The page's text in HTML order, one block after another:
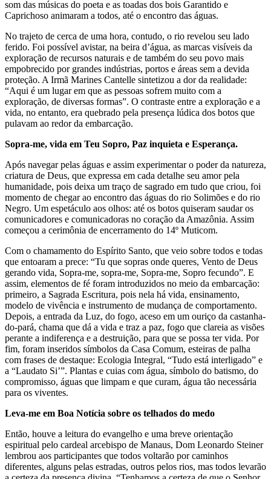
som das músicas do poeta e as toadas dos bois Garantido e
Caprichoso animaram a todos, até o encontro das águas.
No trajeto de cerca de uma hora, contudo, o rio revelou seu lado
ferido. Foi possível avistar, na beira d’água, as marcas visíveis da
exploração de recursos naturais e de também do seu povo mais
empobrecido por grandes indústrias, portos e áreas sem a devida
proteção. A Irmã Marines Cantelle sintetizou a dor da realidade:
“Aqui é um lugar em que as pessoas sofrem muito com a
exploração, de diversas formas”. O contraste entre a exploração e a
vida, no entanto, era quebrado pela presença lúdica dos botos que
pulavam ao redor da embarcação.
Sopra-me, vida em Teu Sopro, Paz inquieta e Esperança.
Após navegar pelas águas e assim experimentar o poder da natureza,
criatura de Deus, que expressa em cada detalhe seu amor pela
humanidade, pois deixa um traço de sagrado em tudo que criou, foi
momento de chegar ao encontro das águas do rio Solimões e do rio
Negro. Um espetáculo aos olhos: até os botos quiseram saudar os
comunicadores e comunicadoras no coração da Amazônia. Assim
começou a cerimônia de encerramento do 14º Muticom.
Com o chamamento do Espírito Santo, que veio sobre todos e todas
que entoaram a prece: “Tu que sopras onde queres, Vento de Deus
gerando vida, Sopra-me, sopra-me, Sopra-me, Sopro fecundo”. E
assim, elementos de fé foram introduzidos no meio da embarcação:
primeiro, a Sagrada Escritura, pois nela há vida, ensinamento,
modelo de vivência e instrumento de mudança de comportamento.
Depois, a entrada da Luz, do fogo, aceso em um ouriço da castanha-
do-pará, chama que dá a vida e traz a paz, fogo que clareia as visões
perante a indiferença e a destruição, para que se possa ter vida. Por
fim, foram inseridos símbolos da Casa Comum, esteiras de palha
com frases de destaque: Ecologia Integral, “Tudo está interligado” e
a “Laudato Si’”. Plantas e cuias com água, símbolo do batismo, do
compromisso, águas que limpam e que curam, água tão necessária
para os viventes.
Leva-me em Boa Notícia sobre os telhados do medo
Então, houve a leitura do evangelho e uma breve orientação
espiritual pelo cardeal arcebispo de Manaus, Dom Leonardo Steiner
lembrou aos participantes que todos voltarão por caminhos
diferentes, alguns pelas estradas, outros pelos rios, mas todos levarão